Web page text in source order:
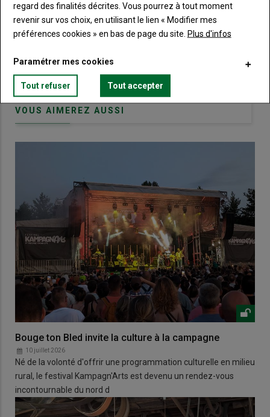
BodyChoisissez votre formule et créez votre
compte pour accéder à tout Terre de
Touraine.
Lien Créez un compte
VOUS AIMEREZ AUSSI
Bouge ton Bled invite la culture à la campagne
10 juillet 2026
Né de la volonté d'offrir une programmation culturelle en milieu
rural, le festival Kampagn'Arts est devenu un rendez-vous
incontournable du nord d
regard des finalités décrites. Vous pourrez à tout moment
revenir sur vos choix, en utilisant le lien « Modifier mes
préférences cookies » en bas de page du site. Plus d'infos
Paramétrer mes cookies
Tout refuser Tout accepter